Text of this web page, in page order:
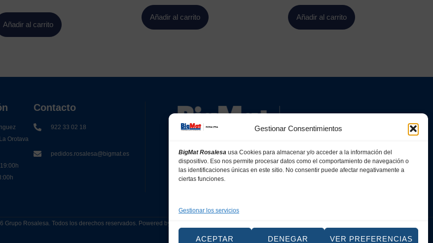
Gestionar Consentimientos
BigMat Rosalesa usa Cookies para almacenar y/o acceder a la información del
dispositivo. Eso nos permite procesar datos como el comportamiento de navegación o
las identificaciones únicas en este sitio. No consentir puede afectar negativamente a
ciertas funciones.
Gestionar los servicios
ACEPTAR DENEGAR VER PREFERENCIAS
Añadir al carrito
Añadir al carrito Añadir al carrito
Orotava
Contacto
922 33 02 18
pedidos.rosalesa@bigmat.es
Grupo Rosalesa. Todos los derechos reservados. Powered by